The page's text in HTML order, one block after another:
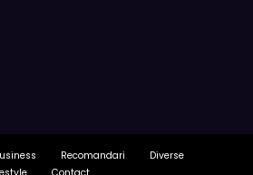
Recomandari
Diverse